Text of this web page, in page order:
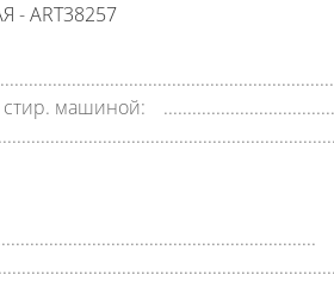
- ART38257
стир. машиной: